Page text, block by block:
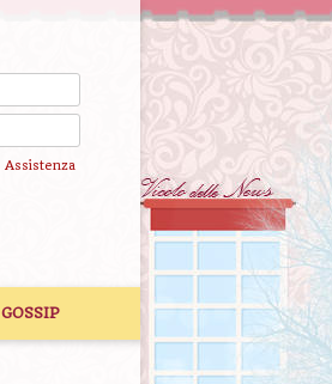
Assistenza
GOSSIP